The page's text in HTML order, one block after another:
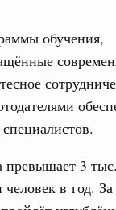
обучения,
3 тыс.
в год.
политики
обновили